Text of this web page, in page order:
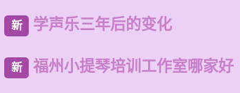
新 学声乐三年后的变化
新 福州小提琴培训工作室哪家好